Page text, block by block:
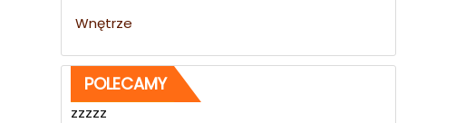
Wnętrze
POLECAMY
zzzzz